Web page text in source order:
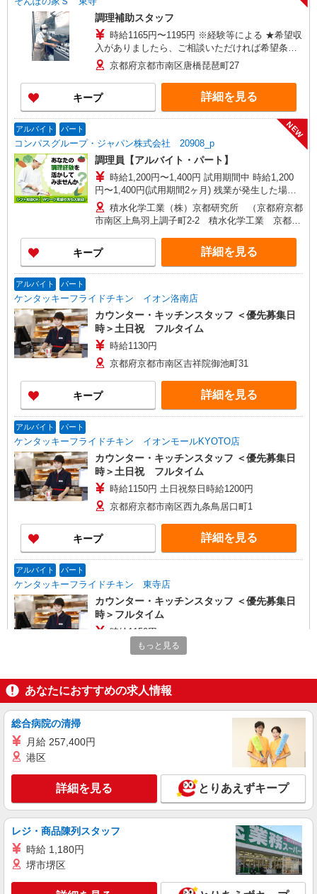
調理補助スタッフ
時給1165円〜1195円 ※経験等による ★希望収
入がありましたら、ご相談いただければ希望条件
に合うかの確認もいたします。 ★時間外手当別
途支給 ★上記金額は働きがい向上手当を含みま
す。 ★働きがい向上手当※26年6月改定（地域に
より異なる） 社会保険加入者は更に＋30円
京都府京都市南区唐橋琵琶町27
キープ 詳細を見る
アルバイト パート
コンパスグループ・ジャパン株式会社 20908_p
NEW
調理員【アルバイト・パート】
時給1,200円〜1,400円 試用期間中 時給1,200
円〜1,400円(試用期間2ヶ月) 残業が発生した場
合、残業代を1分単位で別途支給します。
積水化学工業（株）京都研究所 （京都府京都
市南区上鳥羽上調子町2-2 積水化学工業 京都研
キープ 詳細を見る
アルバイト パート
ケンタッキーフライドチキン イオン洛南店
カウンター・キッチンスタッフ ＜優先募集日
時＞土日祝 フルタイム
時給1130円
京都府京都市南区吉祥院御池町31
キープ 詳細を見る
アルバイト パート
ケンタッキーフライドチキン イオンモールKYOTO店
カウンター・キッチンスタッフ ＜優先募集日
時＞土日祝 フルタイム
時給1150円 土日祝祭日時給1200円
京都府京都市南区西九条鳥居口町1
キープ 詳細を見る
アルバイト パート
ケンタッキーフライドチキン 東寺店
カウンター・キッチンスタッフ ＜優先募集日
時＞フルタイム
時給1150円
京都府京都市南区西九条川原城町96
キープ 詳細を見る
アルバイト パート
定食屋 宮本むなし JR西大路駅前店
ホール・キッチンスタッフ
時給1130円〜 ※研修30時間有（同時給）
・JR西大路駅前店 （京都府京都市南区唐橋西
平垣町18／JR京都線「西大路」駅より徒歩1分）
キープ 詳細を見る
アルバイト パート
定食屋 宮本むなし JR西大路駅前店
ホール・キッチンスタッフ
もっと見る
あなたにおすすめの求人情報
総合病院の清掃
月給 257,400円
港区
詳細を見る とりあえずキープ
レジ・商品陳列スタッフ
時給 1,180円
堺市堺区